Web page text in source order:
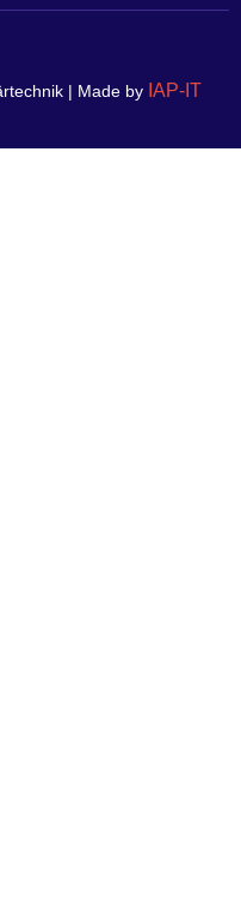
| Made by IAP-IT